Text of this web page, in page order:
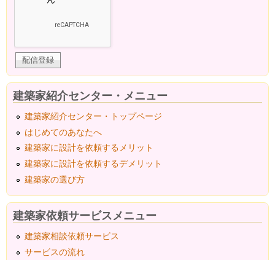
建築家紹介センター・メニュー
建築家紹介センター・トップページ
はじめてのあなたへ
建築家に設計を依頼するメリット
建築家に設計を依頼するデメリット
建築家の選び方
建築家依頼サービスメニュー
建築家相談依頼サービス
サービスの流れ